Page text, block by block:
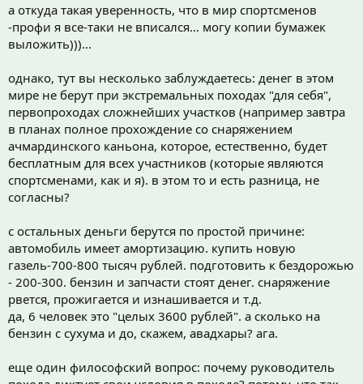
а откуда такая уверенность, что в мир спортсменов
-профи я все-таки не вписался... могу копии бумажек
выложить)))...
однако, тут вы несколько заблуждаетесь: денег в этом
мире не берут при экстремальных походах "для себя",
первопроходах сложнейших участков (например завтра
в планах полное прохождение со снаряжением
ачмардинского каньона, которое, естественно, будет
бесплатным для всех участников (которые являются
спортсменами, как и я). в этом то и есть разница, не
согласны?
с остальных деньги берутся по простой причине:
автомобиль имеет амортизацию. купить новую
газель-700-800 тысяч рублей. подготовить к бездорожью
- 200-300. бензин и запчасти стоят денег. снаряжение
рвется, прожигается и изнашивается и т.д.
да, 6 человек это "целых 3600 рублей". а сколько на
бензин с сухума и до, скажем, авадхары? ага.
еще один философский вопрос: почему руководитель